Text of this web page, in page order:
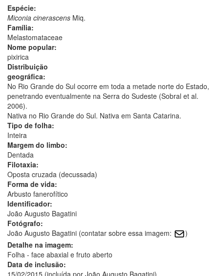
Espécie:
Miconia cinerascens Miq.
Família:
Melastomataceae
Nome popular:
pixirica
Distribuição
geográfica:
No Rio Grande do Sul ocorre em toda a metade norte do Estado,
penetrando eventualmente na Serra do Sudeste (Sobral et al.
2006).
Nativa no Rio Grande do Sul. Nativa em Santa Catarina.
Tipo de folha:
Inteira
Margem do limbo:
Dentada
Filotaxia:
Oposta cruzada (decussada)
Forma de vida:
Arbusto fanerofítico
Identificador:
João Augusto Bagatini
Fotógrafo:
João Augusto Bagatini (contatar sobre essa imagem:
)
Detalhe na imagem:
Folha - face abaxial e fruto aberto
Data de inclusão: